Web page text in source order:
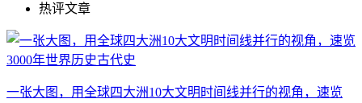
热评文章
一张大图，用全球四大洲10大文明时间线并行的视角，速览